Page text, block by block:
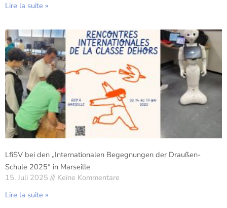
Lire la suite »
LfiSV bei den „Internationalen Begegnungen der Draußen-
Schule 2025“ in Marseille
15. Juli 2025
Keine Kommentare
Lire la suite »